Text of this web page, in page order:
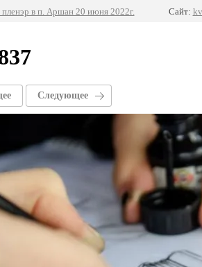
в п. Аршан 20 июня 2022г. Сайт:
Следующее